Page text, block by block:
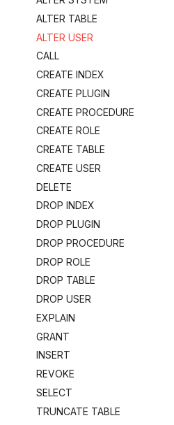
ALTER TABLE
ALTER USER
CALL
CREATE INDEX
CREATE PLUGIN
CREATE PROCEDURE
CREATE ROLE
CREATE TABLE
CREATE USER
DELETE
DROP INDEX
DROP PLUGIN
DROP PROCEDURE
DROP ROLE
DROP TABLE
DROP USER
EXPLAIN
GRANT
INSERT
REVOKE
SELECT
TRUNCATE TABLE